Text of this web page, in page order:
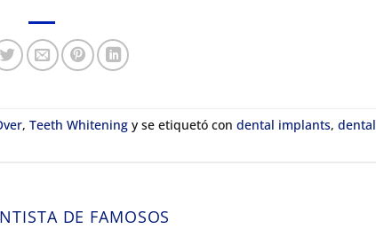
,Teeth Whitening y se etiquetó condental implants,dental
DE FAMOSOS